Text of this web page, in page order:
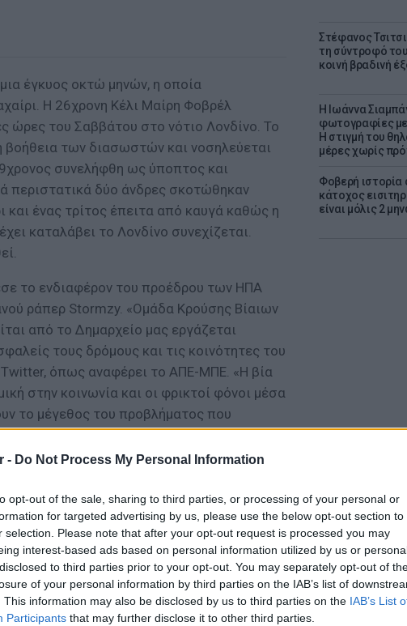
- Do Not Process My Personal Information
opt-out of the sale, sharing to third parties, or processing of your personal or
for targeted advertising by us, please use the below opt-out section to
selection. Please note that after your opt-out request is processed you may
interest-based ads based on personal information utilized by us or
to third parties prior to your opt-out. You may separately opt-out of
of your personal information by third parties on the IAB’s list of
This information may also be disclosed by us to third parties on the IAB’s List
Participants that may further disclose it to other third parties.
Στέφανος
τη σύντροφό
κοινή βραδινή
H Ιωάννα
φωτογραφίες με
Η στιγμή του
μέρες χωρίς
Φοβερή
κάτοχος
είναι μόλις 2
έγκυος οκτώ μηνών, η οποία
Η 26χρονη Κέλι Μαίρη Φοβρέλ
ώρες του Σαββάτου στο νότιο Λονδίνο. Το
των διασωστών και νοσηλεύεται
συνελήφθη ως ύποπτος και
περιστατικά δύο άνδρες σκοτώθηκαν
και ένας τρίτος έπειτα από καυγά καθώς η
καταλάβει το Λονδίνο συνεχίζεται.
το ενδιαφέρον του προέδρου των ΗΠΑ
ράπερ Stormzy. «Ομάδα Κρούσης Βίαιων
από το Δημαρχείο μας εργάζεται
τους δρόμους και τις κοινότητες του
όπως αναφέρει το ΑΠΕ-ΜΠΕ. «Η βία
στην κοινωνία και οι φρικτοί φόνοι μέσα
το μέγεθος του προβλήματος που
για αυτό το αθώο παιδί και για την μητέρα
για τις επιθέσεις στο Λονδίνο
Τραμπ, όταν στις αρχές του μήνα
Καν και είπε ότι η κατάσταση «θα
ο δήμαρχος. Ο Stormzy εμφανίστηκε
του Γκλάστονμπερι φορώντας ένα
σημαία το οποίο μάλιστα είχε